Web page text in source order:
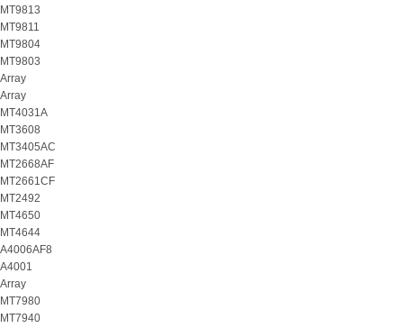
MT9813
MT9811
MT9804
MT9803
Array
Array
MT4031A
MT3608
MT3405AC
MT2668AF
MT2661CF
MT2492
MT4650
MT4644
A4006AF8
A4001
Array
MT7980
MT7940